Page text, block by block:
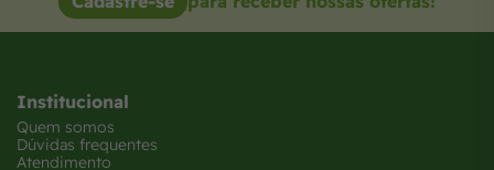
Institucional
Quem somos
Dúvidas frequentes
Atendimento